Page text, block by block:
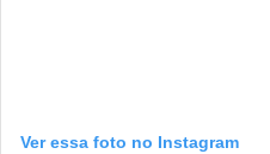
Ver essa foto no Instagram